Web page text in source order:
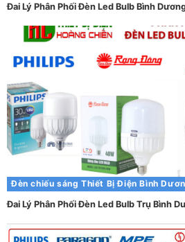
Đai Lý Phân Phối Đèn Led Bulb Bình
Đèn chiếu sáng Thiết Bị Điện Bình
Đai Lý Phân Phối Đèn Led Bulb Trụ Bình